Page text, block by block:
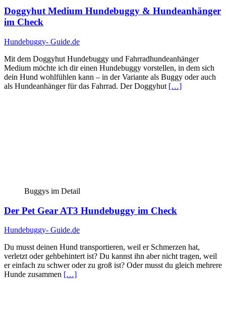
Doggyhut Medium Hundebuggy & Hundeanhänger
im Check
Hundebuggy- Guide.de
Mit dem Doggyhut Hundebuggy und Fahrradhundeanhänger
Medium möchte ich dir einen Hundebuggy vorstellen, in dem sich
dein Hund wohlfühlen kann – in der Variante als Buggy oder auch
als Hundeanhänger für das Fahrrad. Der Doggyhut […]
Buggys im Detail
Der Pet Gear AT3 Hundebuggy im Check
Hundebuggy- Guide.de
Du musst deinen Hund transportieren, weil er Schmerzen hat,
verletzt oder gehbehintert ist? Du kannst ihn aber nicht tragen, weil
er einfach zu schwer oder zu groß ist? Oder musst du gleich mehrere
Hunde zusammen […]